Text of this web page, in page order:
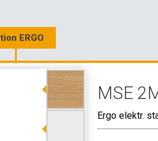
KE STAŽENÍ
3D DATA
VELKOOBCHODNÍ KONTAKTY
ERGO
MSE
Ergo elektr.